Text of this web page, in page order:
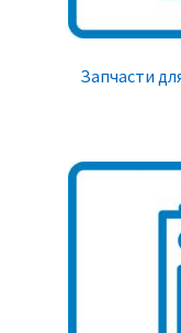
Запчасти